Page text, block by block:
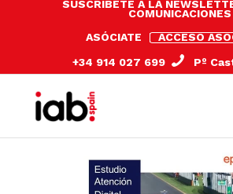
SUSCRÍBETE A LA
COMUNICACIONES
ASÓCIATE
ACCESO
+34 914 027 699
Pº